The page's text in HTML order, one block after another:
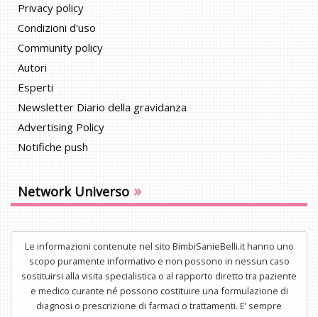
Privacy policy
Condizioni d'uso
Community policy
Autori
Esperti
Newsletter Diario della gravidanza
Advertising Policy
Notifiche push
Network Universo »
Le informazioni contenute nel sito BimbiSanieBelli.it hanno uno
scopo puramente informativo e non possono in nessun caso
sostituirsi alla visita specialistica o al rapporto diretto tra paziente
e medico curante né possono costituire una formulazione di
diagnosi o prescrizione di farmaci o trattamenti. E’ sempre